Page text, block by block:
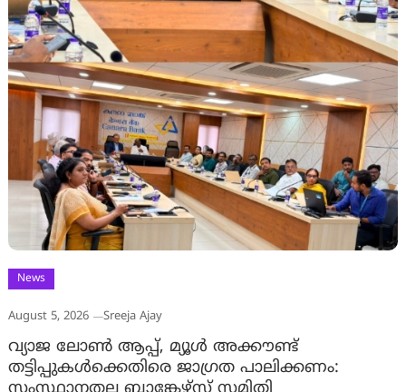
News
August 5, 2026 Sreeja Ajay
വ്യാജ ലോൺ ആപ്പ്, മ്യൂൾ അക്കൗണ്ട്
തട്ടിപ്പുകൾക്കെതിരെ ജാ​ഗ്രത പാലിക്കണം: